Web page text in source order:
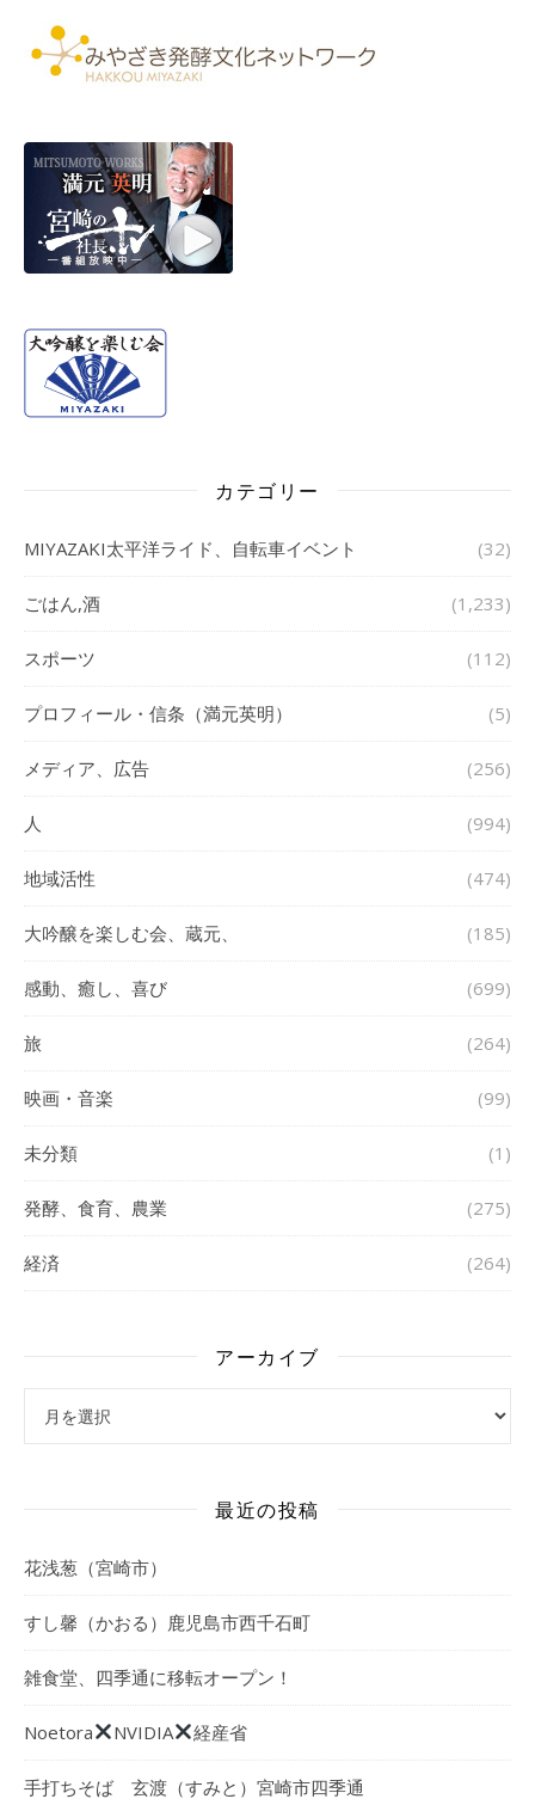
カテゴリー
MIYAZAKI太平洋ライド、自転車イベント (32)
ごはん,酒 (1,233)
スポーツ (112)
プロフィール・信条（満元英明） (5)
メディア、広告 (256)
人 (994)
地域活性 (474)
大吟醸を楽しむ会、蔵元、 (185)
感動、癒し、喜び (699)
旅 (264)
映画・音楽 (99)
未分類 (1)
発酵、食育、農業 (275)
経済 (264)
アーカイブ
最近の投稿
花浅葱（宮崎市）
すし馨（かおる）鹿児島市西千石町
雑食堂、四季通に移転オープン！
Noetora NVIDIA 経産省
手打ちそば 玄渡（すみと）宮崎市四季通